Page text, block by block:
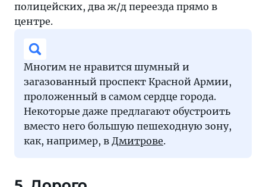
полицейских, два ж/д переезда прямо в
центре.
Многим не нравится шумный и
загазованный проспект Красной Армии,
проложенный в самом сердце города.
Некоторые даже предлагают обустроить
вместо него большую пешеходную зону,
как, например, в Дмитрове.